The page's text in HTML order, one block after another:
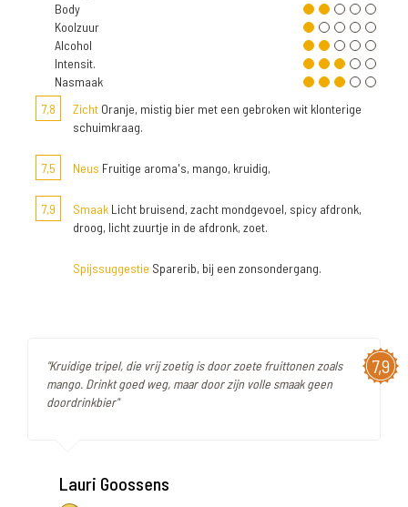
Body
Koolzuur
Alcohol
Intensit.
Nasmaak
7,8
Zicht Oranje, mistig bier met een gebroken wit klonterige
schuimkraag.
7,5 Neus Fruitige aroma's, mango, kruidig,
7,9 Smaak Licht bruisend, zacht mondgevoel, spicy afdronk,
droog, licht zuurtje in de afdronk, zoet.
Spijssuggestie Sparerib, bij een zonsondergang.
7,9
"Kruidige tripel, die vrij zoetig is door zoete fruittonen zoals
mango. Drinkt goed weg, maar door zijn volle smaak geen
doordrinkbier"
Lauri Goossens